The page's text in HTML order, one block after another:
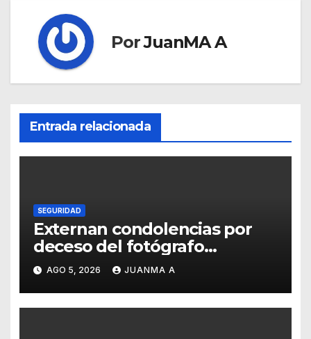
PorJuanMA A
Entrada relacionada
SEGURIDAD
Externan condolencias por
deceso del fotógrafo
Emmanuel Montero
AGO 5, 2026 JUANMA A